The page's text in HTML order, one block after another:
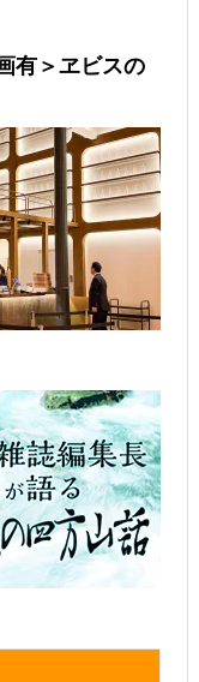
有＞ヱビスの